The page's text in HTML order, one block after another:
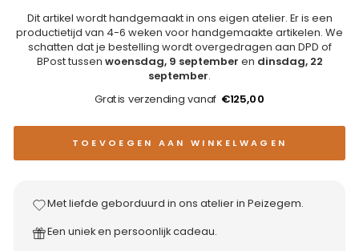
Dit artikel wordt handgemaakt in ons eigen atelier. Er is een
productietijd van 4-6 weken voor handgemaakte artikelen. We
schatten dat je bestelling wordt overgedragen aan DPD of
BPost tussen woensdag, 9 september en dinsdag, 22
september.
Gratis verzending vanaf €125,00
TOEVOEGEN AAN WINKELWAGEN
Met liefde geborduurd in ons atelier in Peizegem.
Een uniek en persoonlijk cadeau.